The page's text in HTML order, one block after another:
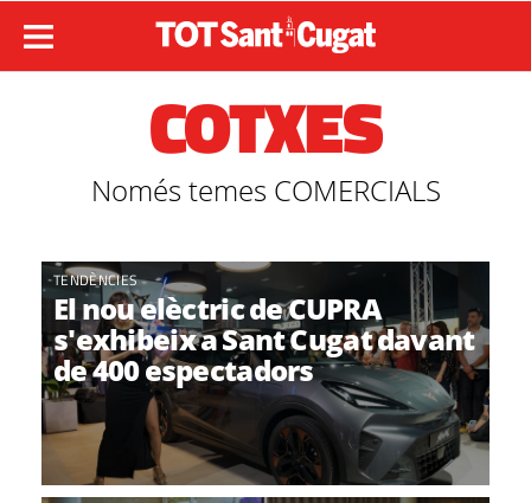
COTXES
Només temes COMERCIALS
TENDÈNCIES
El nou elèctric de CUPRA
s'exhibeix a Sant Cugat davant
de 400 espectadors